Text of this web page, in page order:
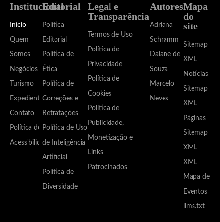
Institucional
Início
Quem
Somos
Negócios
Turismo
Expediente
Contato
Política de
Acessibilidade
Editorial
Política
Editorial
Política de
Ética
Política de
Correções e
Retratações
Política de Uso
de Inteligência
Artificial
Política de
Diversidade
Legal e
Transparência
Termos de Uso
Política de
Privacidade
Política de
Cookies
Política de
Publicidade,
Monetização e
Links
Patrocinados
Autores
Adriana
Schramm
Daiane de
Souza
Marcelo
Neves
Mapa
do
site
Sitemap
XML
Notícias
Sitemap
XML
Páginas
Sitemap
XML
XML
Mapa de
Eventos
llms.txt